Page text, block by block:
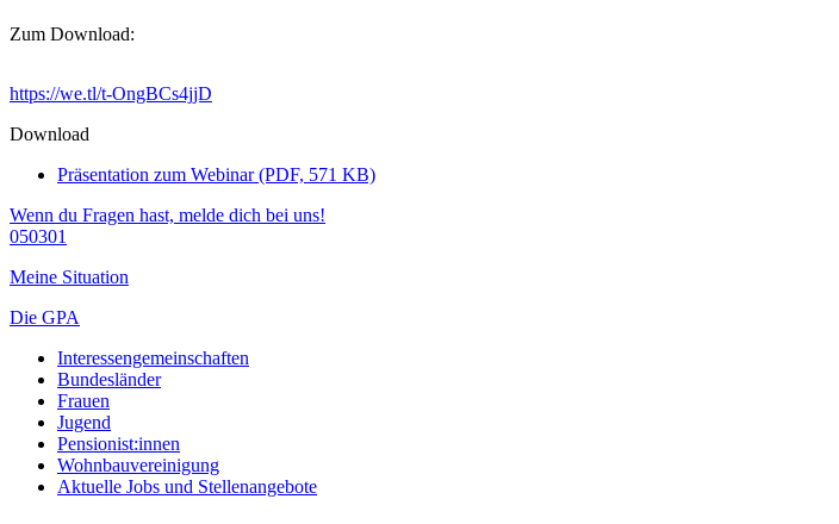
Zum Download:
https://we.tl/t-OngBCs4jjD
Download
Präsentation zum Webinar (PDF, 571 KB)
Wenn du Fragen hast, melde dich bei uns!
050301
Meine Situation
Die GPA
Interessengemeinschaften
Bundesländer
Frauen
Jugend
Pensionist:innen
Wohnbauvereinigung
Aktuelle Jobs und Stellenangebote